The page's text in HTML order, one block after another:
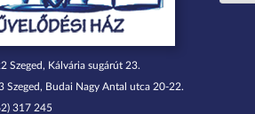
Szeged, Kálvária sugárút 23.
Szeged, Budai Nagy Antal utca 20-22.
317 245